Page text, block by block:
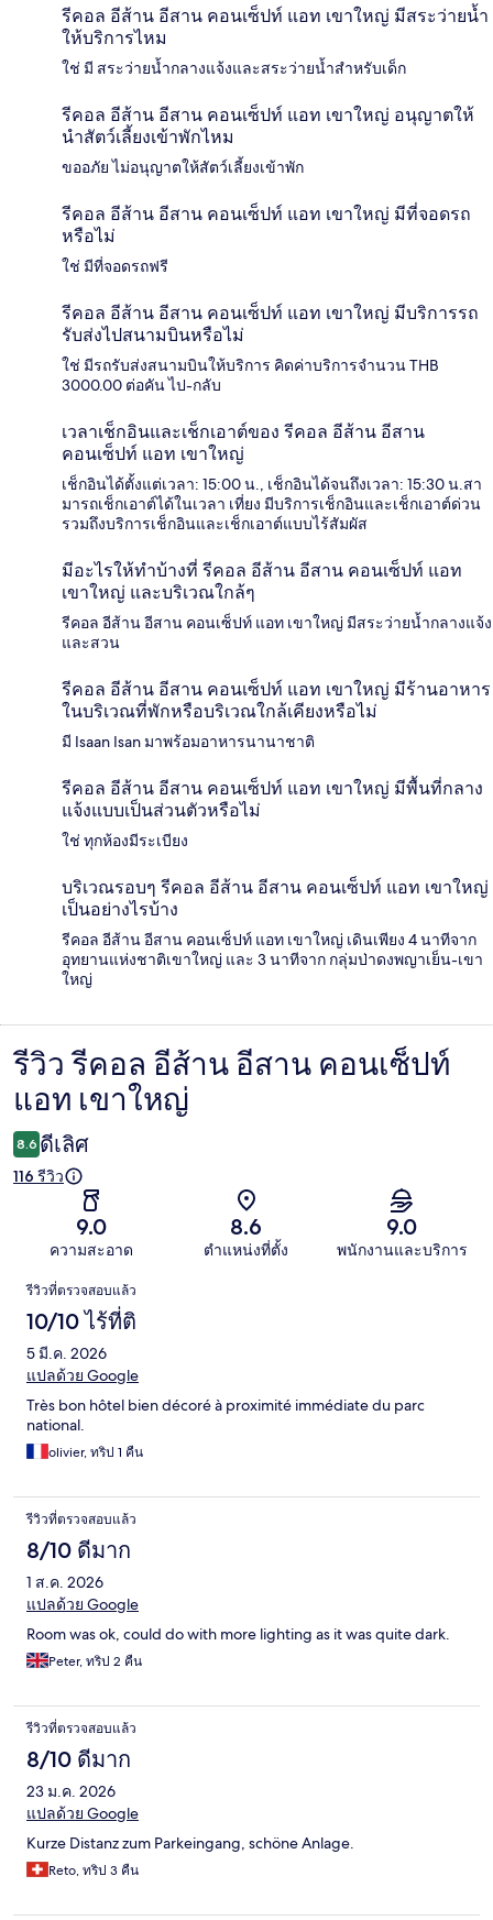
รีคอล อีส้าน อีสาน คอนเซ็ปท์ แอท เขาใหญ่ มีสระว่ายน้ำ
ให้บริการไหม
ใช่ มี สระว่ายน้ำกลางแจ้งและสระว่ายน้ำสำหรับเด็ก
รีคอล อีส้าน อีสาน คอนเซ็ปท์ แอท เขาใหญ่ อนุญาตให้
นำสัตว์เลี้ยงเข้าพักไหม
ขออภัย ไม่อนุญาตให้สัตว์เลี้ยงเข้าพัก
รีคอล อีส้าน อีสาน คอนเซ็ปท์ แอท เขาใหญ่ มีที่จอดรถ
หรือไม่
ใช่ มีที่จอดรถฟรี
รีคอล อีส้าน อีสาน คอนเซ็ปท์ แอท เขาใหญ่ มีบริการรถ
รับส่งไปสนามบินหรือไม่
ใช่ มีรถรับส่งสนามบินให้บริการ คิดค่าบริการจำนวน THB
3000.00 ต่อคัน ไป-กลับ
เวลาเช็กอินและเช็กเอาต์ของ รีคอล อีส้าน อีสาน
คอนเซ็ปท์ แอท เขาใหญ่
เช็กอินได้ตั้งแต่เวลา: 15:00 น., เช็กอินได้จนถึงเวลา: 15:30 น.สา
มารถเช็กเอาต์ได้ในเวลา เที่ยง มีบริการเช็กอินและเช็กเอาต์ด่วน
รวมถึงบริการเช็กอินและเช็กเอาต์แบบไร้สัมผัส
มีอะไรให้ทำบ้างที่ รีคอล อีส้าน อีสาน คอนเซ็ปท์ แอท
เขาใหญ่ และบริเวณใกล้ๆ
รีคอล อีส้าน อีสาน คอนเซ็ปท์ แอท เขาใหญ่ มีสระว่ายน้ำกลางแจ้ง
และสวน
รีคอล อีส้าน อีสาน คอนเซ็ปท์ แอท เขาใหญ่ มีร้านอาหาร
ในบริเวณที่พักหรือบริเวณใกล้เคียงหรือไม่
มี Isaan Isan มาพร้อมอาหารนานาชาติ
รีคอล อีส้าน อีสาน คอนเซ็ปท์ แอท เขาใหญ่ มีพื้นที่กลาง
แจ้งแบบเป็นส่วนตัวหรือไม่
ใช่ ทุกห้องมีระเบียง
บริเวณรอบๆ รีคอล อีส้าน อีสาน คอนเซ็ปท์ แอท เขาใหญ่
เป็นอย่างไรบ้าง
รีคอล อีส้าน อีสาน คอนเซ็ปท์ แอท เขาใหญ่ เดินเพียง 4 นาทีจาก
อุทยานแห่งชาติเขาใหญ่ และ 3 นาทีจาก กลุ่มป่าดงพญาเย็น-เขา
ใหญ่
รีวิว
รีวิว รีคอล อีส้าน อีสาน คอนเซ็ปท์
แอท เขาใหญ่
8.6 ดีเลิศ
116 รีวิว
9.0
ความสะอาด
8.6
ตำแหน่งที่ตั้ง
9.0
พนักงานและบริการ
รีวิว
รีวิวที่ตรวจสอบแล้ว
10/10 ไร้ที่ติ
5 มี.ค. 2026
แปลด้วย Google
Très bon hôtel bien décoré à proximité immédiate du parc
national.
olivier, ทริป 1 คืน
รีวิวที่ตรวจสอบแล้ว
8/10 ดีมาก
1 ส.ค. 2026
แปลด้วย Google
Room was ok, could do with more lighting as it was quite dark.
Peter, ทริป 2 คืน
รีวิวที่ตรวจสอบแล้ว
8/10 ดีมาก
23 ม.ค. 2026
แปลด้วย Google
Kurze Distanz zum Parkeingang, schöne Anlage.
Reto, ทริป 3 คืน